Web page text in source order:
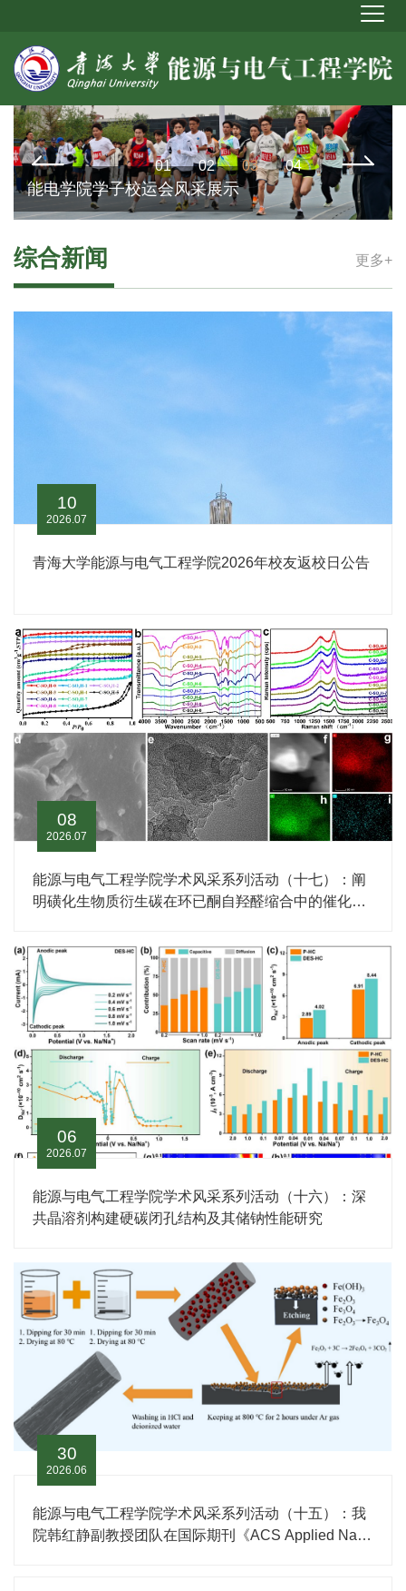
能电学院学子校运会风采展示
01 02 03 04
更多+
综合新闻
10
2026.07
青海大学能源与电气工程学院2026年校友返校日公告
08
2026.07
能源与电气工程学院学术风采系列活动（十七）：阐
明磺化生物质衍生碳在环已酮自羟醛缩合中的催化机
06
2026.07
能源与电气工程学院学术风采系列活动（十六）：深
共晶溶剂构建硬碳闭孔结构及其储钠性能研究
30
2026.06
能源与电气工程学院学术风采系列活动（十五）：我
院韩红静副教授团队在国际期刊《ACS Applied Nano